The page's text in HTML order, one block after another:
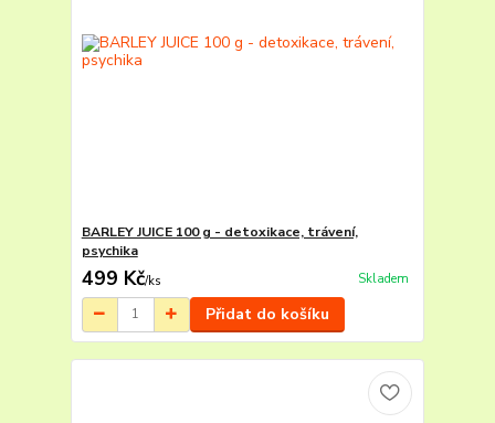
BARLEY JUICE 100 g - detoxikace, trávení,
psychika
499 Kč/ks Skladem
Přidat do košíku